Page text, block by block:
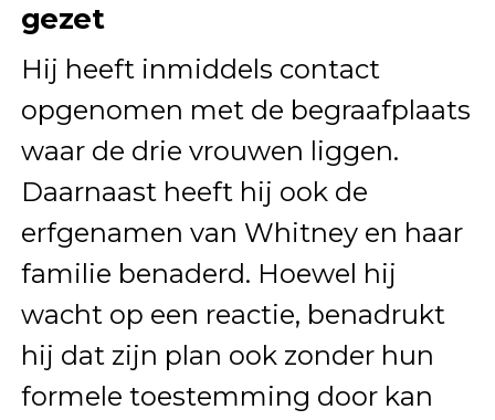
gezet
Hij heeft inmiddels contact
opgenomen met de begraafplaats
waar de drie vrouwen liggen.
Daarnaast heeft hij ook de
erfgenamen van Whitney en haar
familie benaderd. Hoewel hij
wacht op een reactie, benadrukt
hij dat zijn plan ook zonder hun
formele toestemming door kan